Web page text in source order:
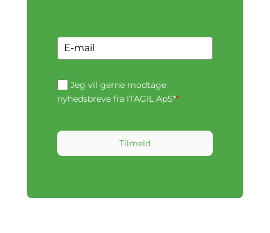
Jeg vil gerne modtage
nyhedsbreve fra ITAGIL ApS**
Tilmeld